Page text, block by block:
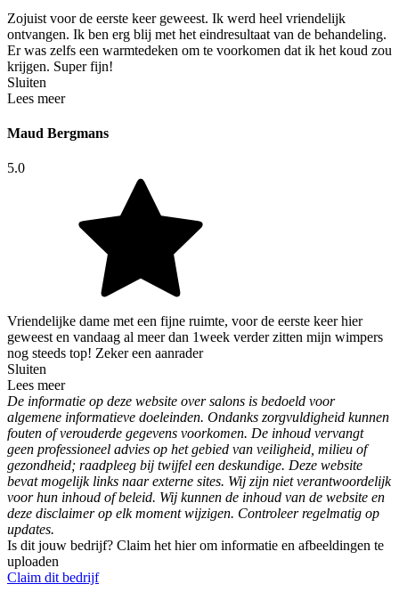
Zojuist voor de eerste keer geweest. Ik werd heel vriendelijk
ontvangen. Ik ben erg blij met het eindresultaat van de behandeling.
Er was zelfs een warmtedeken om te voorkomen dat ik het koud zou
krijgen. Super fijn!
Sluiten
Lees meer
Maud Bergmans
5.0
Vriendelijke dame met een fijne ruimte, voor de eerste keer hier
geweest en vandaag al meer dan 1week verder zitten mijn wimpers
nog steeds top! Zeker een aanrader
Sluiten
Lees meer
De informatie op deze website over salons is bedoeld voor
algemene informatieve doeleinden. Ondanks zorgvuldigheid kunnen
fouten of verouderde gegevens voorkomen. De inhoud vervangt
geen professioneel advies op het gebied van veiligheid, milieu of
gezondheid; raadpleeg bij twijfel een deskundige. Deze website
bevat mogelijk links naar externe sites. Wij zijn niet verantwoordelijk
voor hun inhoud of beleid. Wij kunnen de inhoud van de website en
deze disclaimer op elk moment wijzigen. Controleer regelmatig op
updates.
Is dit jouw bedrijf? Claim het hier om informatie en afbeeldingen te
uploaden
Claim dit bedrijf